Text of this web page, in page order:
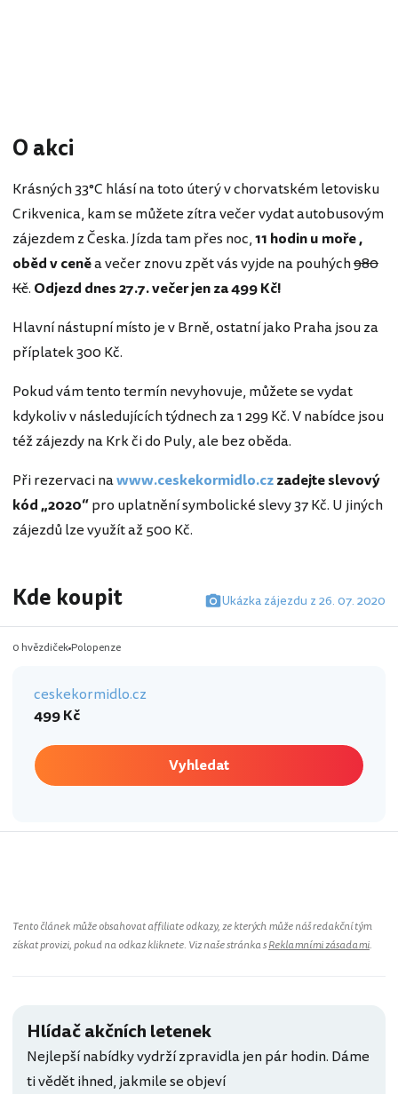
O akci
Krásných 33°C hlásí na toto úterý v chorvatském letovisku
Crikvenica, kam se můžete zítra večer vydat autobusovým
zájezdem z Česka. Jízda tam přes noc,11 hodin u moře ,
oběd v ceněa večer znovu zpět vás vyjde na pouhých980
Kč. Odjezd dnes 27.7. večer jen za 499 Kč!
Hlavní nástupní místo je v Brně, ostatní jako Praha jsou za
příplatek 300 Kč.
Pokud vám tento termín nevyhovuje, můžete se vydat
kdykoliv v následujících týdnech za 1 299 Kč. V nabídce jsou
též zájezdy na Krk či do Puly, ale bez oběda.
Při rezervaci nawww.ceskekormidlo.czzadejte slevový
kód „2020“pro uplatnění symbolické slevy 37 Kč. U jiných
zájezdů lze využít až 500 Kč.
Kde koupit Ukázka zájezdu z 26. 07. 2020
0 hvězdiček Polopenze
ceskekormidlo.cz
499 Kč
Vyhledat
Tento článek může obsahovat affiliate odkazy, ze kterých může náš redakční tým
získat provizi, pokud na odkaz kliknete. Viz naše stránka sReklamními zásadami.
Hlídač akčních letenek
Nejlepší nabídky vydrží zpravidla jen pár hodin. Dáme
ti vědět ihned, jakmile se objeví